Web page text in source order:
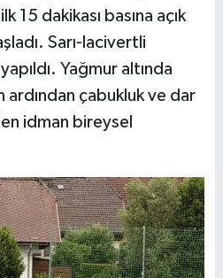
dakikası basına açık
Sarı-lacivertli
Yağmur altında
ardından çabukluk ve dar
idman bireysel